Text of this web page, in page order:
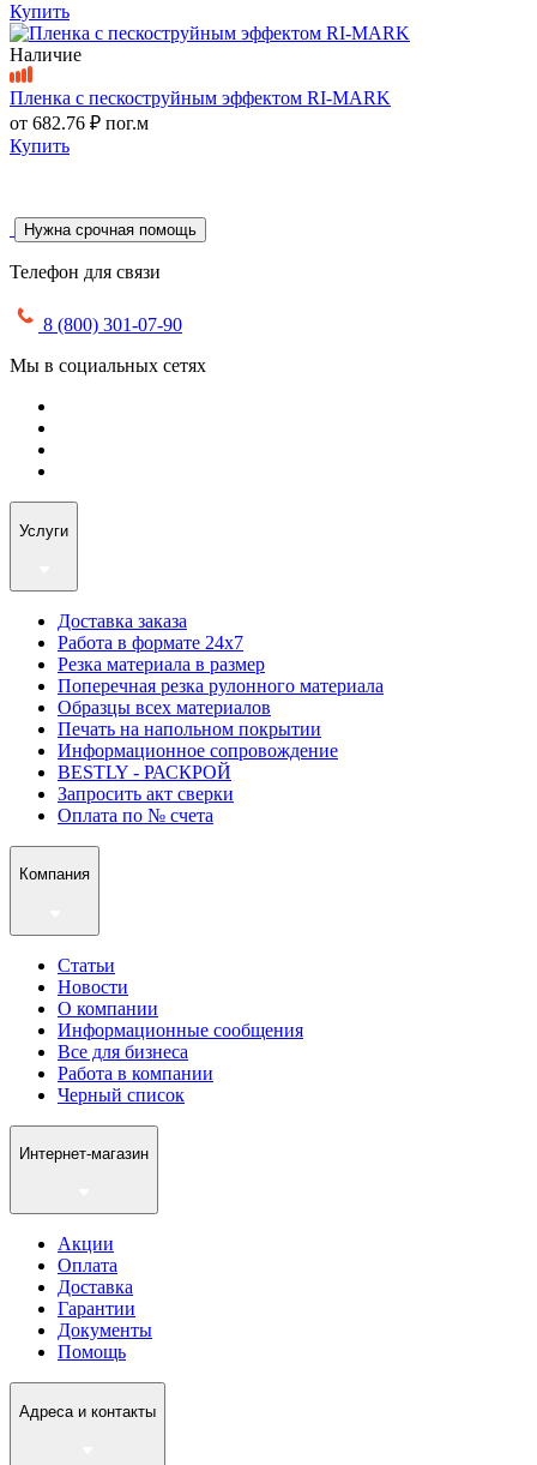
Купить
Наличие
Пленка с пескоструйным эффектом RI-MARK
от 682.76 ₽ пог.м
Купить
Нужна срочная помощь
Телефон для связи
8 (800) 301-07-90
Мы в социальных сетях
Услуги
Доставка заказа
Работа в формате 24х7
Резка материала в размер
Поперечная резка рулонного материала
Образцы всех материалов
Печать на напольном покрытии
Информационное сопровождение
BESTLY - РАСКРОЙ
Запросить акт сверки
Оплата по № счета
Компания
Статьи
Новости
О компании
Информационные сообщения
Все для бизнеса
Работа в компании
Черный список
Интернет-магазин
Акции
Оплата
Доставка
Гарантии
Документы
Помощь
Адреса и контакты